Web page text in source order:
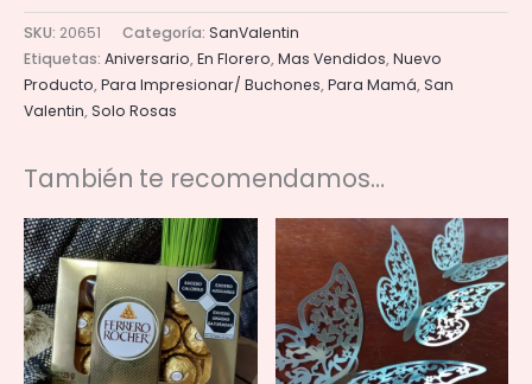
rosas
rojas
cantidad
SKU: 20651 Categoría: SanValentin
Etiquetas: Aniversario,En Florero,Mas Vendidos,Nuevo
Producto,Para Impresionar/ Buchones,Para Mamá,San
Valentin,Solo Rosas
También te recomendamos…